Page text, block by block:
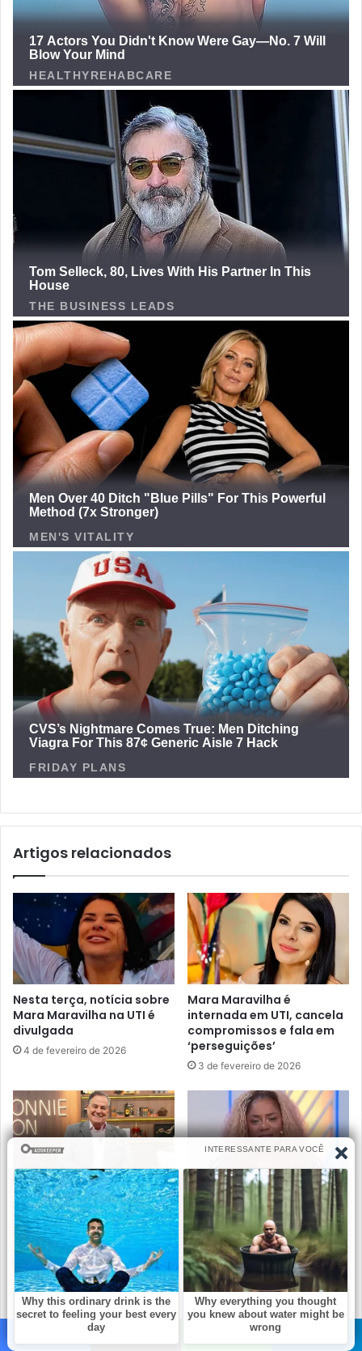
Artigos relacionados
Nesta terça, notícia sobre
Mara Maravilha na UTI é
divulgada
4 de fevereiro de 2026
Mara Maravilha é
internada em UTI, cancela
compromissos e fala em
‘perseguições’
3 de fevereiro de 2026
Quem está acostumado a
acompanhar o Ronnie Von
na RedeTV!, certamente
sentirá saudades
29 de janeiro de 2026
Chegou a notícia
envolvendo a
apresentadora Cariúcha:
‘Vai deixar saudades’
28 de janeiro de 2026